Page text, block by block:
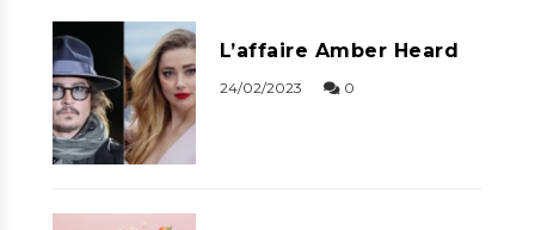
L’affaire Amber Heard
24/02/2023 0